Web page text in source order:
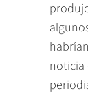
noticia